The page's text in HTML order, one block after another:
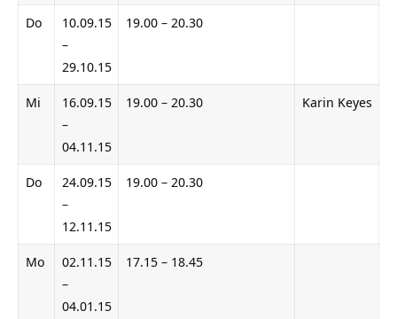
Do
10.09.15
–
29.10.15
19.00 – 20.30
Mi
16.09.15
–
04.11.15
19.00 – 20.30 Karin Keyes
Do
24.09.15
–
12.11.15
19.00 – 20.30
Mo
02.11.15
–
04.01.15
17.15 – 18.45